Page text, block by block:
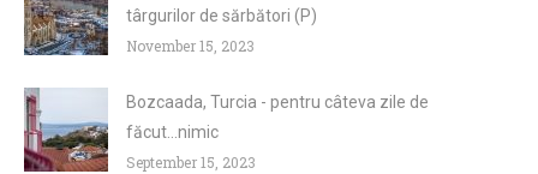
târgurilor de sărbători (P)
November 15, 2023
Bozcaada, Turcia - pentru câteva zile de
făcut...nimic
September 15, 2023